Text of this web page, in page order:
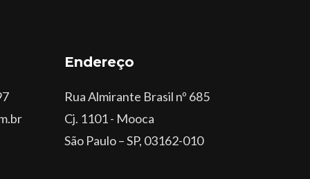
Endereço
Rua Almirante Brasil nº 685
Cj. 1101 - Mooca
São Paulo – SP, 03162-010